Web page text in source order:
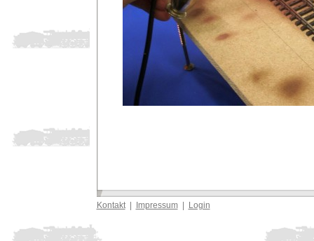
Kontakt| Impressum| Login